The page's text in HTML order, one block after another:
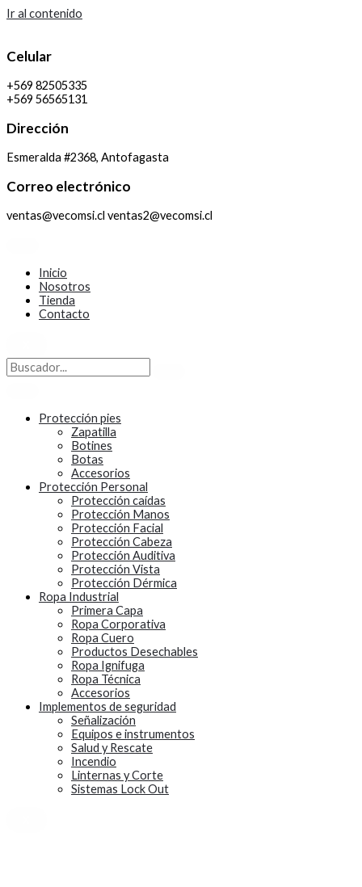
Ir al contenido
Celular
+569 82505335
+569 56565131
Dirección
Esmeralda #2368, Antofagasta
Correo electrónico
ventas@vecomsi.cl ventas2@vecomsi.cl
Inicio
Nosotros
Tienda
Contacto
Protección pies
Zapatilla
Botines
Botas
Accesorios
Protección Personal
Protección caídas
Protección Manos
Protección Facial
Protección Cabeza
Protección Auditiva
Protección Vista
Protección Dérmica
Ropa Industrial
Primera Capa
Ropa Corporativa
Ropa Cuero
Productos Desechables
Ropa Ignifuga
Ropa Técnica
Accesorios
Implementos de seguridad
Señalización
Equipos e instrumentos
Salud y Rescate
Incendio
Linternas y Corte
Sistemas Lock Out